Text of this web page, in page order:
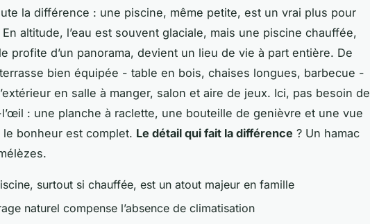
la différence : une piscine, même petite, est un vrai plus pour
altitude, l’eau est souvent glaciale, mais une piscine chauffée,
profite d’un panorama, devient un lieu de vie à part entière. De
bien équipée - table en bois, chaises longues, barbecue -
en salle à manger, salon et aire de jeux. Ici, pas besoin de
: une planche à raclette, une bouteille de genièvre et une vue
bonheur est complet. Le détail qui fait la différence ? Un hamac
surtout si chauffée, est un atout majeur en famille
naturel compense l’absence de climatisation